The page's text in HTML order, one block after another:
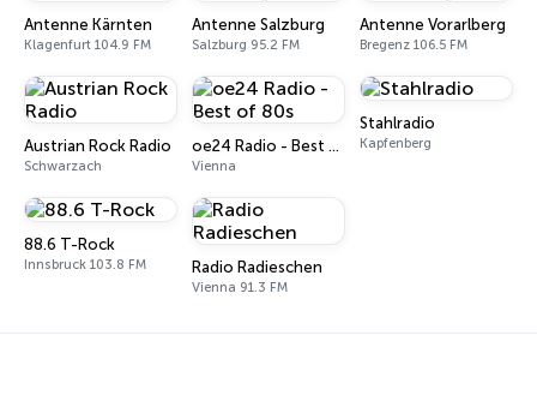
Antenne Kärnten
Klagenfurt 104.9 FM
Antenne Salzburg
Salzburg 95.2 FM
Antenne Vorarlberg
Bregenz 106.5 FM
Austrian Rock Radio
Schwarzach
oe24 Radio - Best of 80s
Vienna
Stahlradio
Kapfenberg
88.6 T-Rock
Innsbruck 103.8 FM Radio Radieschen
Vienna 91.3 FM